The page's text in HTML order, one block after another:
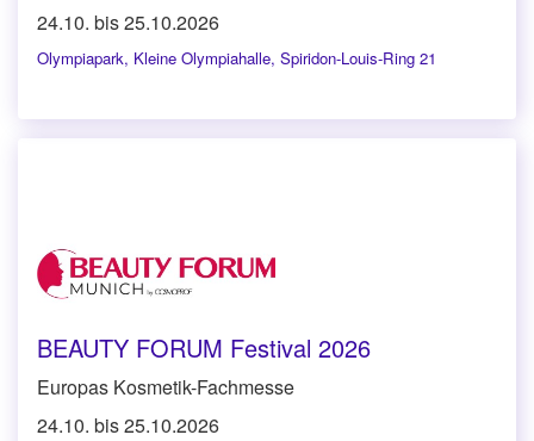
24.10. bis 25.10.2026
Olympiapark, Kleine Olympiahalle, Spiridon-Louis-Ring 21
BEAUTY FORUM Festival 2026
Europas Kosmetik-Fachmesse
24.10. bis 25.10.2026